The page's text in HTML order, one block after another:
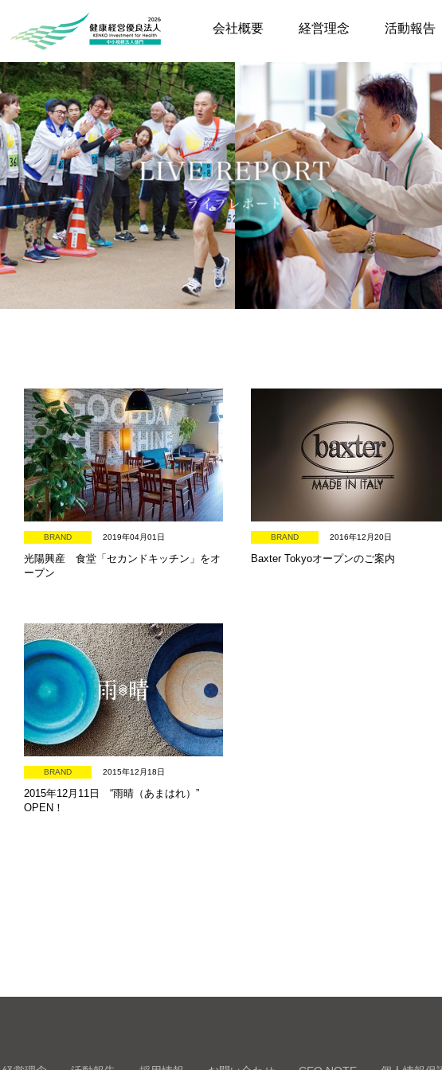
会社概要 経営理念 活動報告
BRAND 2019年04月01日
光陽興産 食堂「セカンドキッチン」をオ
ープン
BRAND 2016年12月20日
Baxter Tokyoオープンのご案内
BRAND 2015年12月18日
2015年12月11日 “雨晴（あまはれ）”
OPEN！